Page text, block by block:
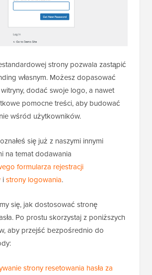
strony pozwala zastąpić
własnym. Możesz dopasować
dodać swoje logo, a nawet
pomocne treści, aby budować
wśród użytkowników.
się już z naszymi innymi
na temat dodawania
formularza rejestracji
istrony logowania.
się, jak dostosować stronę
Po prostu skorzystaj z poniższych
aby przejść bezpośrednio do
strony resetowania hasła za